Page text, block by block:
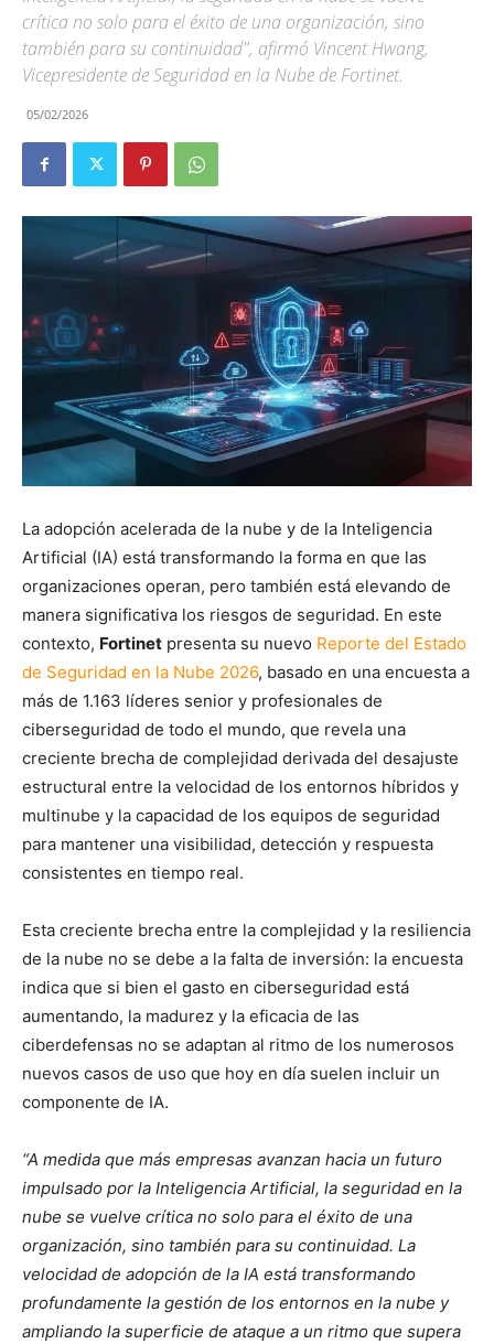
crítica no solo para el éxito de una organización, sino
también para su continuidad", afirmó Vincent Hwang,
Vicepresidente de Seguridad en la Nube de Fortinet.
05/02/2026
La adopción acelerada de la nube y de la Inteligencia
Artificial (IA) está transformando la forma en que las
organizaciones operan, pero también está elevando de
manera significativa los riesgos de seguridad. En este
contexto, Fortinet presenta su nuevo Reporte del Estado
de Seguridad en la Nube 2026, basado en una encuesta a
más de 1.163 líderes senior y profesionales de
ciberseguridad de todo el mundo, que revela una
creciente brecha de complejidad derivada del desajuste
estructural entre la velocidad de los entornos híbridos y
multinube y la capacidad de los equipos de seguridad
para mantener una visibilidad, detección y respuesta
consistentes en tiempo real.
Esta creciente brecha entre la complejidad y la resiliencia
de la nube no se debe a la falta de inversión: la encuesta
indica que si bien el gasto en ciberseguridad está
aumentando, la madurez y la eficacia de las
ciberdefensas no se adaptan al ritmo de los numerosos
nuevos casos de uso que hoy en día suelen incluir un
componente de IA.
“A medida que más empresas avanzan hacia un futuro
impulsado por la Inteligencia Artificial, la seguridad en la
nube se vuelve crítica no solo para el éxito de una
organización, sino también para su continuidad. La
velocidad de adopción de la IA está transformando
profundamente la gestión de los entornos en la nube y
ampliando la superficie de ataque a un ritmo que supera